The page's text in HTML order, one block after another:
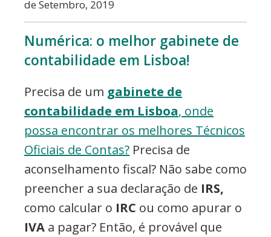
Forex
de Setembro, 2019
Numérica: o melhor gabinete de
contabilidade em Lisboa!
Precisa de um gabinete de
contabilidade em Lisboa, onde
possa encontrar os melhores Técnicos
Oficiais de Contas? Precisa de
aconselhamento fiscal? Não sabe como
preencher a sua declaração de IRS,
como calcular o IRC ou como apurar o
IVA a pagar? Então, é provável que